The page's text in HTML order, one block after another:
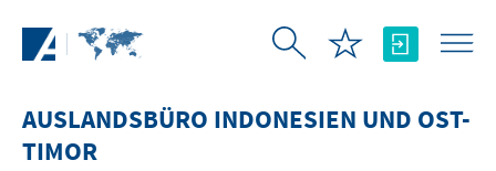
AUSLANDSBÜRO INDONESIEN UND OST-
TIMOR